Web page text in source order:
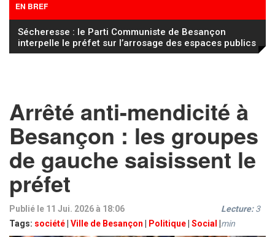
EN BREF
FC Sochaux Montbéliard – Saint-Étienne : la sanction
réduite au secteur 106
Arrêté anti-mendicité à
Besançon : les groupes
de gauche saisissent le
préfet
Publié le 11 Jui. 2026 à 18:06
Tags: société Ville de Besançon Politique Social
Lecture: 3
min